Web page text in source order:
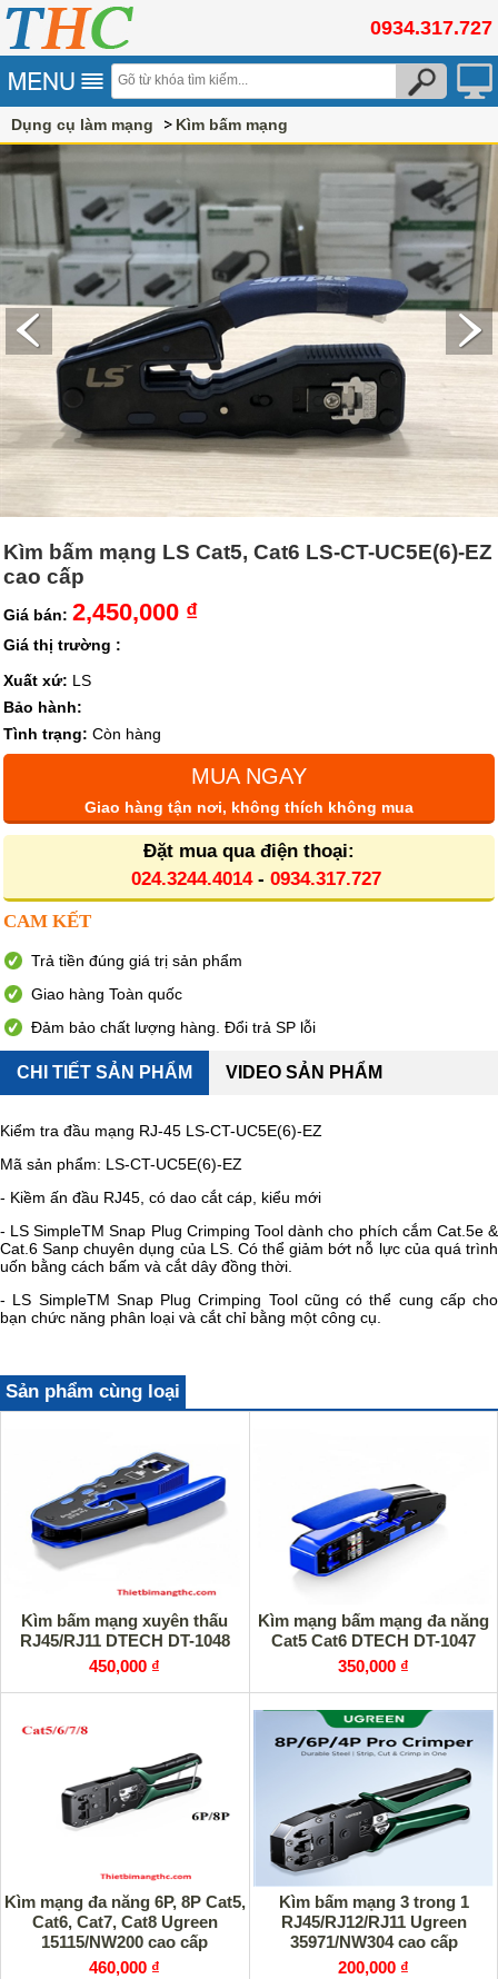
0934.317.727
Dụng cụ làm mạng Kìm bấm mạng
Kìm bấm mạng LS Cat5, Cat6 LS-CT-UC5E(6)-EZ
cao cấp
Giá bán: 2,450,000 ₫
Giá thị trường :
Xuất xứ: LS
Bảo hành:
Tình trạng: Còn hàng
MUA NGAY
Giao hàng tận nơi, không thích không mua
Đặt mua qua điện thoại:
024.3244.4014- 0934.317.727
CAM KẾT
Trả tiền đúng giá trị sản phẩm
Giao hàng Toàn quốc
Đảm bảo chất lượng hàng. Đổi trả SP lỗi
CHI TIẾT SẢN PHẨM VIDEO SẢN PHẨM
Kiểm tra đầu mạng RJ-45 LS-CT-UC5E(6)-EZ
Mã sản phẩm: LS-CT-UC5E(6)-EZ
- Kiềm ấn đầu RJ45, có dao cắt cáp, kiểu mới
- LS SimpleTM Snap Plug Crimping Tool dành cho phích cắm Cat.5e &
Cat.6 Sanp chuyên dụng của LS. Có thể giảm bớt nỗ lực của quá trình
uốn bằng cách bấm và cắt dây đồng thời.
- LS SimpleTM Snap Plug Crimping Tool cũng có thể cung cấp cho
bạn chức năng phân loại và cắt chỉ bằng một công cụ.
Sản phẩm cùng loại
Kìm bấm mạng xuyên thấu
RJ45/RJ11 DTECH DT-1048
450,000 ₫
Kìm mạng bấm mạng đa năng
Cat5 Cat6 DTECH DT-1047
350,000 ₫
Kìm mạng đa năng 6P, 8P Cat5,
Cat6, Cat7, Cat8 Ugreen
15115/NW200 cao cấp
460,000 ₫
Kìm bấm mạng 3 trong 1
RJ45/RJ12/RJ11 Ugreen
35971/NW304 cao cấp
200,000 ₫